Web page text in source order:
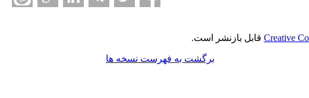
Creative قابل بازنشر است.
برگشت به فهرست نسخه ها